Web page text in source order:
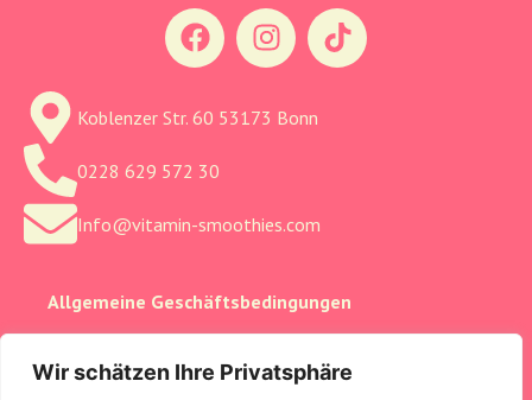
Wir schätzen Ihre Privatsphäre
Koblenzer Str. 60 53173 Bonn
0228 629 572 30
Info@vitamin-smoothies.com
Allgemeine Geschäftsbedingungen